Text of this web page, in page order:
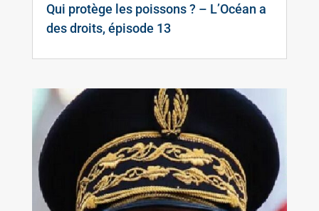
Qui protège les poissons ? – L’Océan a
des droits, épisode 13